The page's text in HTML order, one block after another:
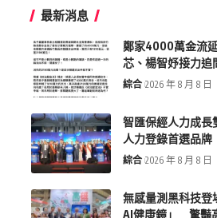
最新消息
鄭家4000萬金流
芯、楊智妤接力追
綜合 2026 年 8 月 8 日
智匯保經人力成長
人力登錄首選品
綜合 2026 年 8 月 8 日
無感量測黑科技
AI健康鏡」 驚豔